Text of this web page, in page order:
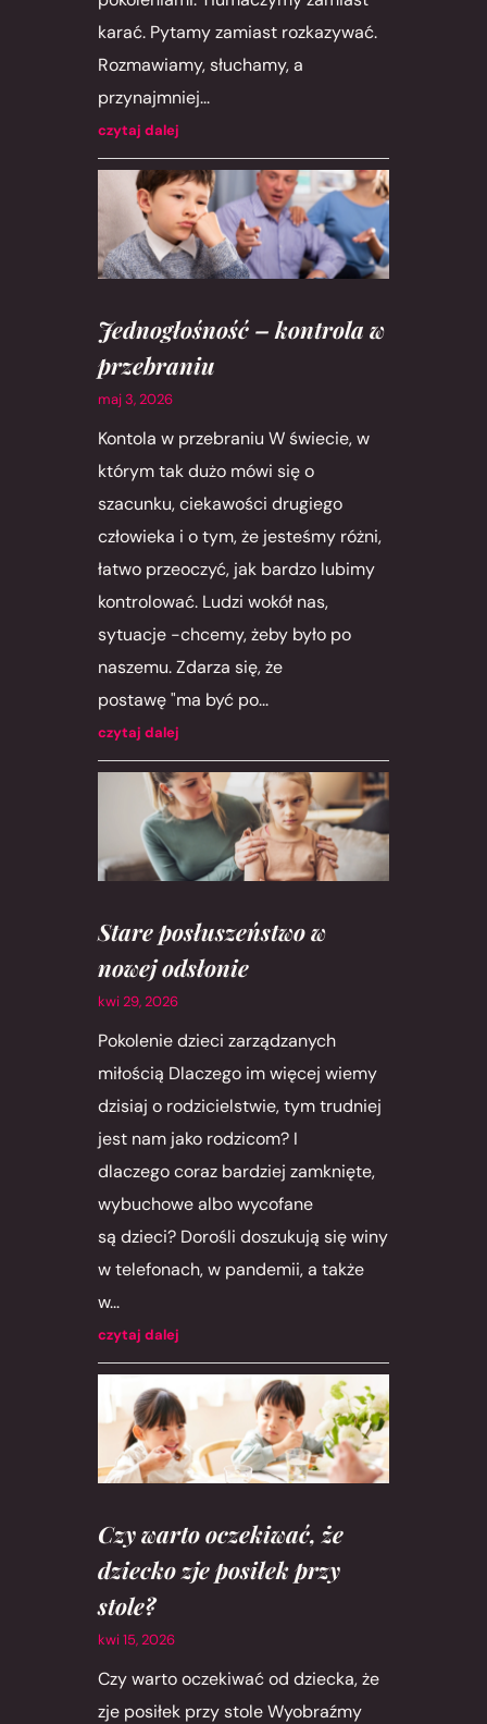
karać. Pytamy zamiast rozkazywać.
Rozmawiamy, słuchamy, a
przynajmniej...
czytaj dalej
Jednogłośność – kontrola w
przebraniu
maj 3, 2026
Kontola w przebraniu W świecie, w
którym tak dużo mówi się o
szacunku, ciekawości drugiego
człowieka i o tym, że jesteśmy różni,
łatwo przeoczyć, jak bardzo lubimy
kontrolować. Ludzi wokół nas,
sytuacje -chcemy, żeby było po
naszemu. Zdarza się, że
postawę "ma być po...
czytaj dalej
Stare posłuszeństwo w
nowej odsłonie
kwi 29, 2026
Pokolenie dzieci zarządzanych
miłością Dlaczego im więcej wiemy
dzisiaj o rodzicielstwie, tym trudniej
jest nam jako rodzicom? I
dlaczego coraz bardziej zamknięte,
wybuchowe albo wycofane
są dzieci? Dorośli doszukują się winy
w telefonach, w pandemii, a także
w...
czytaj dalej
Czy warto oczekiwać, że
dziecko zje posiłek przy
stole?
kwi 15, 2026
Czy warto oczekiwać od dziecka, że
zje posiłek przy stole Wyobraźmy